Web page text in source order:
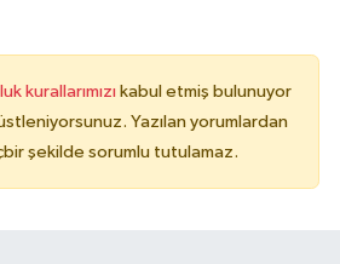
kurallarımızı kabul etmiş bulunuyor
Yazılan yorumlardan
şekilde sorumlu tutulamaz.